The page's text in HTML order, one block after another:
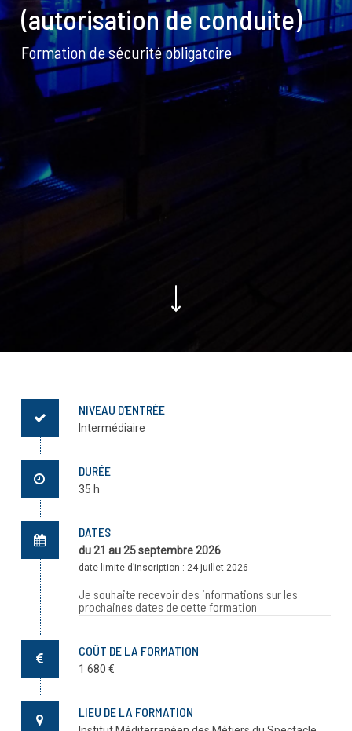
(autorisation de conduite)
Formation de sécurité obligatoire
NIVEAU D’ENTRÉE
Intermédiaire
DURÉE
35 h
DATES
du 21 au 25 septembre 2026
date limite d’inscription : 24 juillet 2026
Je souhaite recevoir des informations sur les
prochaines dates de cette formation
recevoir des informations concernant la prochaine
que celle-ci sera programmée.
COÛT DE LA FORMATION
1 680 €
LIEU DE LA FORMATION